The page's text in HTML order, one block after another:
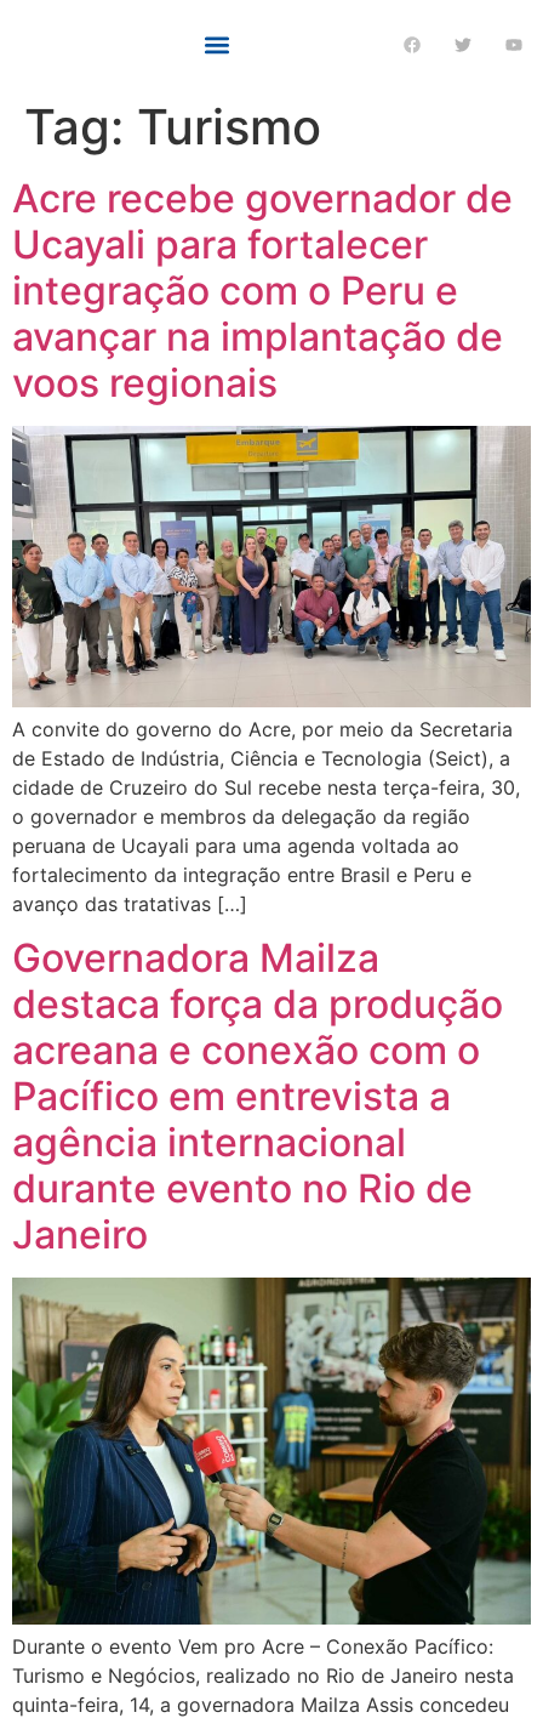
Tag: Turismo
Acre recebe governador de
Ucayali para fortalecer
integração com o Peru e
avançar na implantação de
voos regionais
A convite do governo do Acre, por meio da Secretaria
de Estado de Indústria, Ciência e Tecnologia (Seict), a
cidade de Cruzeiro do Sul recebe nesta terça-feira, 30,
o governador e membros da delegação da região
peruana de Ucayali para uma agenda voltada ao
fortalecimento da integração entre Brasil e Peru e
avanço das tratativas […]
Governadora Mailza
destaca força da produção
acreana e conexão com o
Pacífico em entrevista a
agência internacional
durante evento no Rio de
Janeiro
Durante o evento Vem pro Acre – Conexão Pacífico:
Turismo e Negócios, realizado no Rio de Janeiro nesta
quinta-feira, 14, a governadora Mailza Assis concedeu